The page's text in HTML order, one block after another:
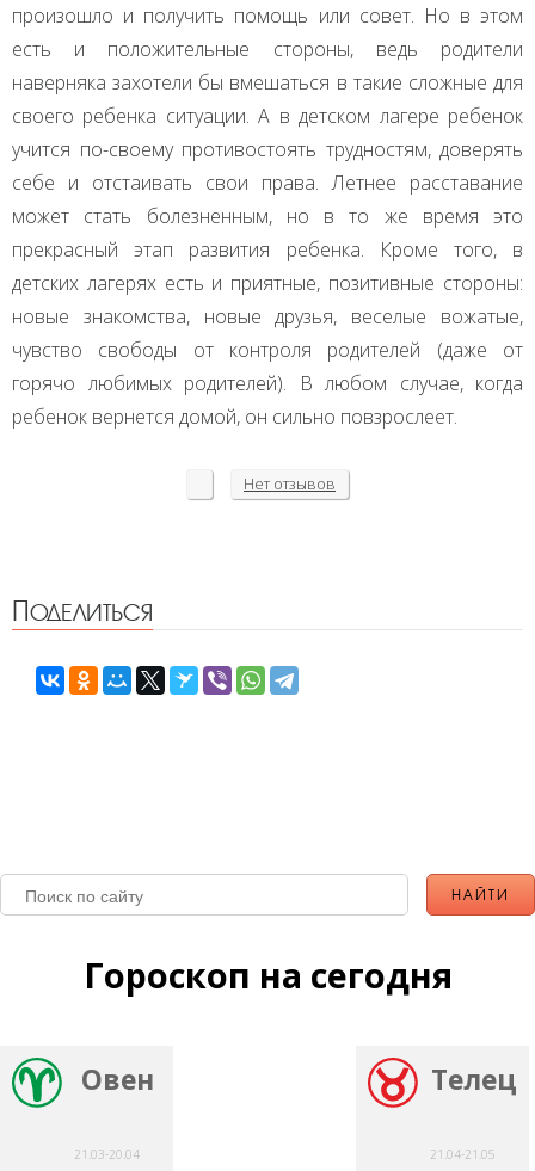
произошло и получить помощь или совет. Но в этом
есть и положительные стороны, ведь родители
наверняка захотели бы вмешаться в такие сложные для
своего ребенка ситуации. А в детском лагере ребенок
учится по-своему противостоять трудностям, доверять
себе и отстаивать свои права. Летнее расставание
может стать болезненным, но в то же время это
прекрасный этап развития ребенка. Кроме того, в
детских лагерях есть и приятные, позитивные стороны:
новые знакомства, новые друзья, веселые вожатые,
чувство свободы от контроля родителей (даже от
горячо любимых родителей). В любом случае, когда
ребенок вернется домой, он сильно повзрослеет.
Нет отзывов
Поделиться
Гороскоп на сегодня
Овен
21.03-20.04
Телец
21.04-21.05